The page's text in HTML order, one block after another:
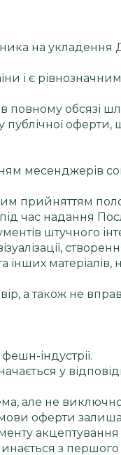
на укладення
і є
повному обсязі
публічної
месенджерів
прийняттям
час надання
штучного
інших
а також не
індустрії.
у
але не
оферти
з першого